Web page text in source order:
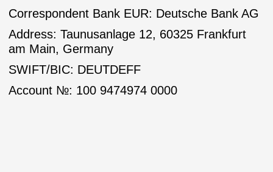
Correspondent Bank EUR: Deutsche Bank AG
Address: Taunusanlage 12, 60325 Frankfurt
am Main, Germany
SWIFT/BIC: DEUTDEFF
Account №: 100 9474974 0000